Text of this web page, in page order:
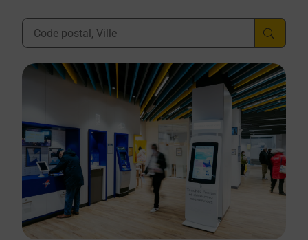
Ville, Département, Code Postal